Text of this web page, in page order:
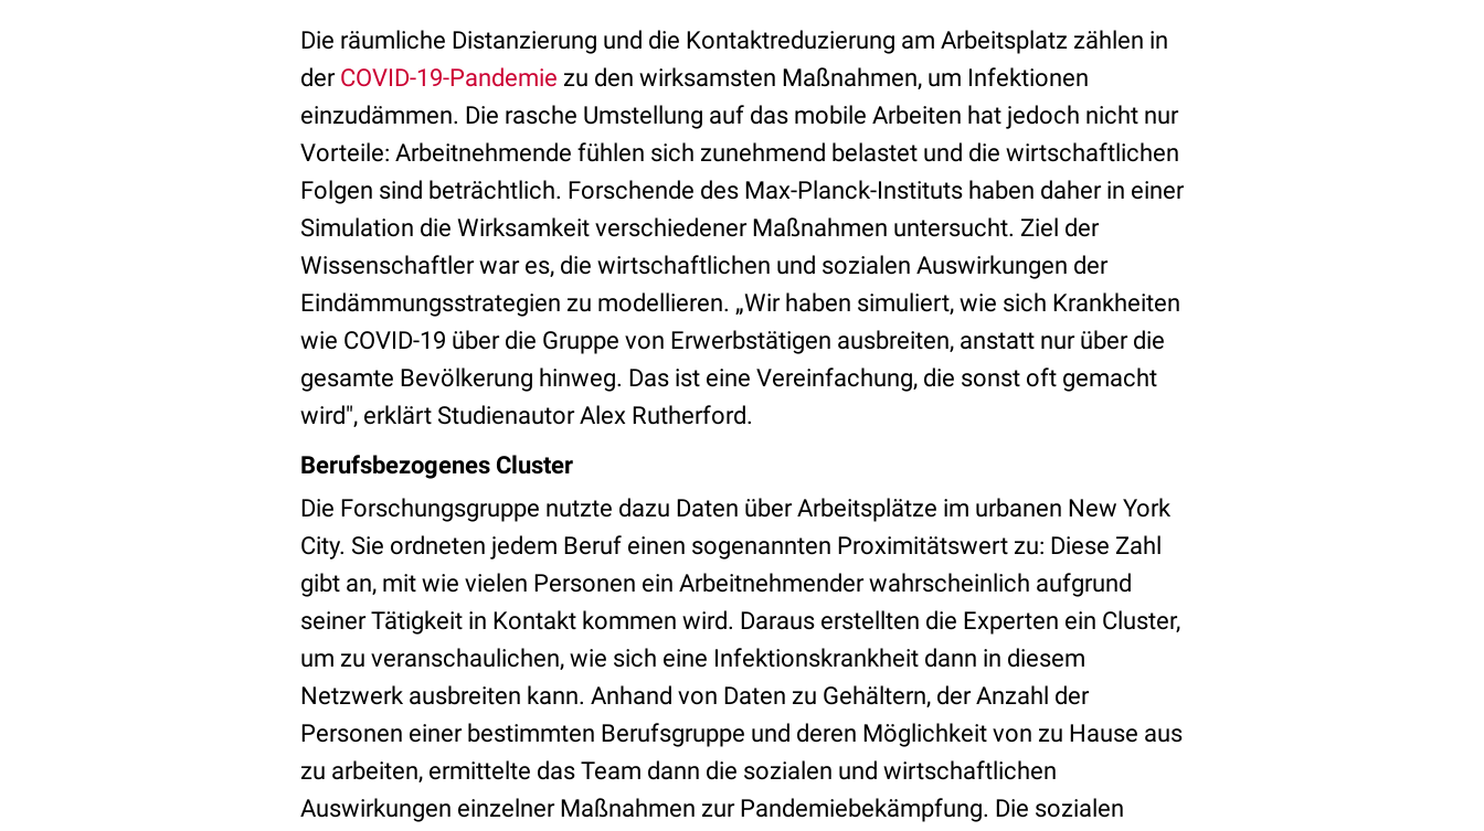
Die räumliche Distanzierung und die Kontaktreduzierung am Arbeitsplatz zählen in
der COVID-19-Pandemie zu den wirksamsten Maßnahmen, um Infektionen
einzudämmen. Die rasche Umstellung auf das mobile Arbeiten hat jedoch nicht nur
Vorteile: Arbeitnehmende fühlen sich zunehmend belastet und die wirtschaftlichen
Folgen sind beträchtlich. Forschende des Max-Planck-Instituts haben daher in einer
Simulation die Wirksamkeit verschiedener Maßnahmen untersucht. Ziel der
Wissenschaftler war es, die wirtschaftlichen und sozialen Auswirkungen der
Eindämmungsstrategien zu modellieren. „Wir haben simuliert, wie sich Krankheiten
wie COVID-19 über die Gruppe von Erwerbstätigen ausbreiten, anstatt nur über die
gesamte Bevölkerung hinweg. Das ist eine Vereinfachung, die sonst oft gemacht
wird", erklärt Studienautor Alex Rutherford.
Berufsbezogenes Cluster
Die Forschungsgruppe nutzte dazu Daten über Arbeitsplätze im urbanen New York
City. Sie ordneten jedem Beruf einen sogenannten Proximitätswert zu: Diese Zahl
gibt an, mit wie vielen Personen ein Arbeitnehmender wahrscheinlich aufgrund
seiner Tätigkeit in Kontakt kommen wird. Daraus erstellten die Experten ein Cluster,
um zu veranschaulichen, wie sich eine Infektionskrankheit dann in diesem
Netzwerk ausbreiten kann. Anhand von Daten zu Gehältern, der Anzahl der
Personen einer bestimmten Berufsgruppe und deren Möglichkeit von zu Hause aus
zu arbeiten, ermittelte das Team dann die sozialen und wirtschaftlichen
Auswirkungen einzelner Maßnahmen zur Pandemiebekämpfung. Die sozialen